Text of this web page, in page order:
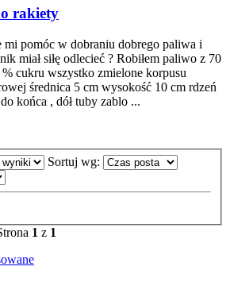
rakiety
mi pomóc w dobraniu dobrego paliwa i
miał siłę odlecieć ? Robiłem paliwo z 70
cukru wszystko zmielone korpusu
średnica 5 cm wysokość 10 cm rdzeń
końca , dół tuby zablo ...
Sortuj wg:
1 z 1